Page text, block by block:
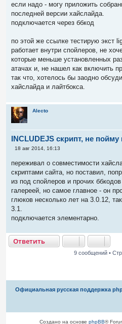
если надо - могу приложить
последней версии хайслайда.
подключается через ббкод
по этой же ссылке тестирую экст
работает внутри спойлеров, не
которые меньше установленных
атачах и, не нашел как включить
так что, хотелось бы заодно
хайслайда и лайтбокса.
Alecto
INCLUDEJS скрипт, не
С
б
щ
н
и
18 авг 2014, 16:13
переживал о совместимости
скриптами сайта, но поставил,
из под спойлеров и прочих
галереей, но самое главное - он
глюков несколько лет на 3.0.12,
3.1.
подключается элементарно.
Ответить
9 сообщений •
Официальная русская поддержка
Связаться с
Создано на основе phpBB®